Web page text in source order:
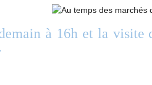
à 16h et la visite